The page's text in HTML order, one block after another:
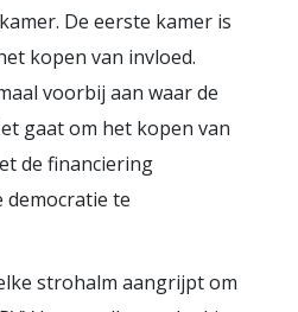
De eerste kamer is
kopen van invloed.
voorbij aan waar de
gaat om het kopen van
de financiering
democratie te
strohalm aangrijpt om